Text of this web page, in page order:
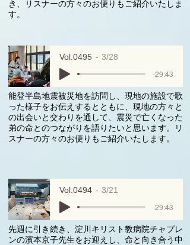
き、リスナーの方々のお便りもご紹介いたしま
す。
Vol.0495 3/28
-29:43
能登半島地震被災地を訪問し、現地の施設で歌
った様子をお伝えするとともに、現地の方々と
の出会いと交わりを通して、震災で亡くなった
弟の命とのつながりを語りたいと思います。リ
スナーの方々のお便りもご紹介いたします。
Vol.0494 3/21
-29:43
先週に引き続き、淀川キリスト教病院チャプレ
ンの濱本京子先生をお迎えし、命と向き合う中